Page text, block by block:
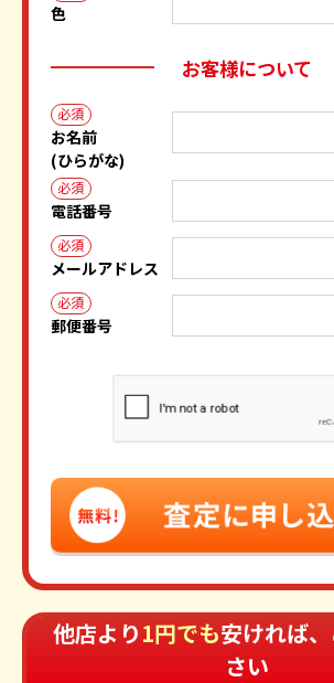
色
お客様について
必須
お名前
(ひらがな)
必須
電話番号
必須
メールアドレス
必須
郵便番号
他店より1円でも安ければ
さい